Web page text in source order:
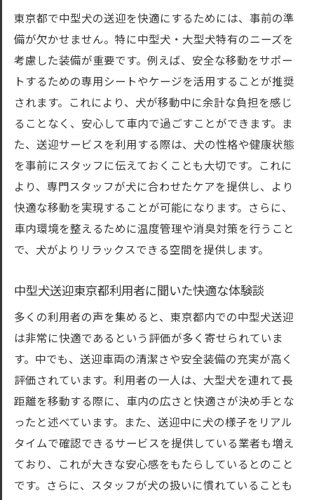
東京都で中型犬の送迎を快適にするためには、事前の準
備が欠かせません。特に中型犬・大型犬特有のニーズを
考慮した装備が重要です。例えば、安全な移動をサポー
トするための専用シートやケージを活用することが推奨
されます。これにより、犬が移動中に余計な負担を感じ
ることなく、安心して車内で過ごすことができます。ま
た、送迎サービスを利用する際は、犬の性格や健康状態
を事前にスタッフに伝えておくことも大切です。これに
より、専門スタッフが犬に合わせたケアを提供し、より
快適な移動を実現することが可能になります。さらに、
車内環境を整えるために温度管理や消臭対策を行うこと
で、犬がよりリラックスできる空間を提供します。
中型犬送迎東京都利用者に聞いた快適な体験談
多くの利用者の声を集めると、東京都内での中型犬送迎
は非常に快適であるという評価が多く寄せられていま
す。中でも、送迎車両の清潔さや安全装備の充実が高く
評価されています。利用者の一人は、大型犬を連れて長
距離を移動する際に、車内の広さと快適さが決め手とな
ったと述べています。また、送迎中に犬の様子をリアル
タイムで確認できるサービスを提供している業者も増え
ており、これが大きな安心感をもたらしているとのこと
です。さらに、スタッフが犬の扱いに慣れていることも